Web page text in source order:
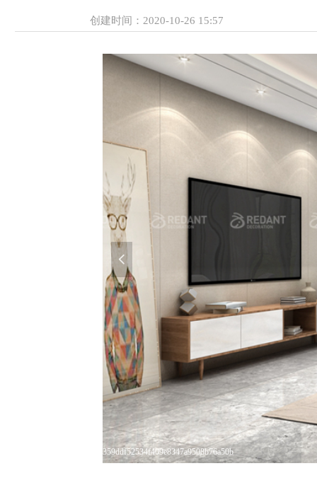
创建时间： 2020-10-26 15:57
359ddf52534f409e8347a9508b76a50b
넳